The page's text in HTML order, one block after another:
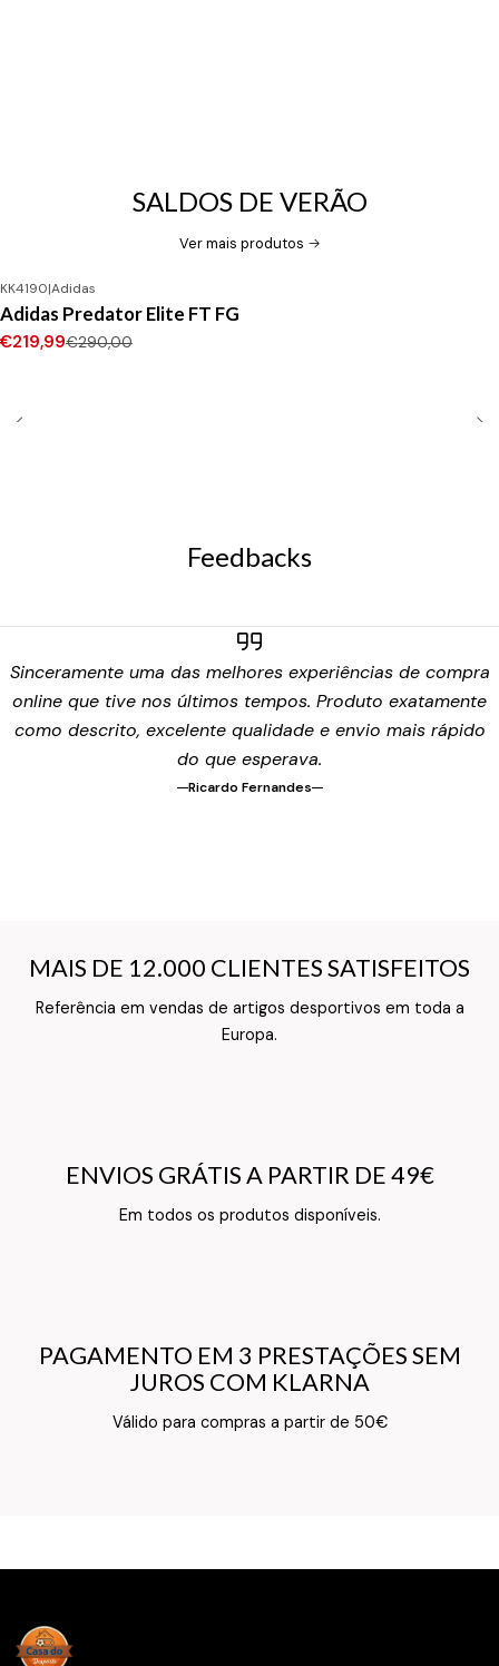
SALDOS DE VERÃO
Ver mais produtos
-24%DESCONTO
Novo
KK4190|Adidas
Adidas Predator Elite FT FG
€219,99€290,00
Feedbacks
Sinceramente uma das melhores experiências de compra
online que tive nos últimos tempos. Produto exatamente
como descrito, excelente qualidade e envio mais rápido
do que esperava.
Ricardo Fernandes
MAIS DE 12.000 CLIENTES SATISFEITOS
Referência em vendas de artigos desportivos em toda a
Europa.
MAIS DE 12.000 CLIENTES SATISFEITOS
Texto do Verso do Cartão de Informação
ENVIOS GRÁTIS A PARTIR DE 49€
Em todos os produtos disponíveis.
ENVIOS GRÁTIS A PARTIR DE 49€
Texto do Verso do Cartão de Informação
PAGAMENTO EM 3 PRESTAÇÕES SEM
JUROS COM KLARNA
Válido para compras a partir de 50€
PAGAMENTO EM 3 PRESTAÇÕES SEM
JUROS COM KLARNA
Texto do Verso do Cartão de Informação